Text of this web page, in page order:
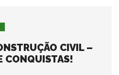
CIVIL –
CONQUISTAS!